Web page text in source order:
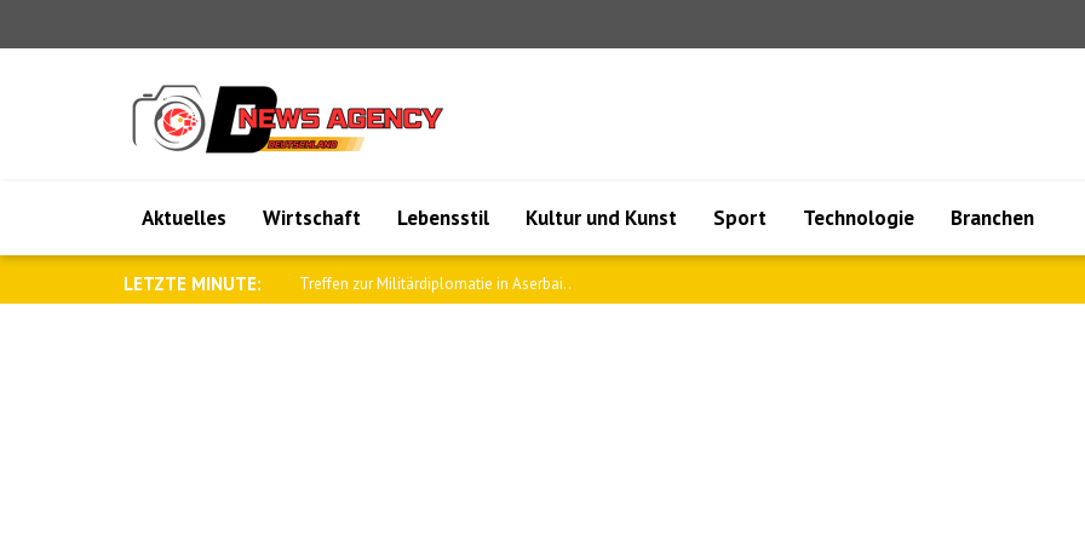
Aktuelles Wirtschaft Lebensstil Kultur und Kunst Sport Technologie Branchen
LETZTE MINUTE: Dar: Pakistan wird seine Beziehungen zur..